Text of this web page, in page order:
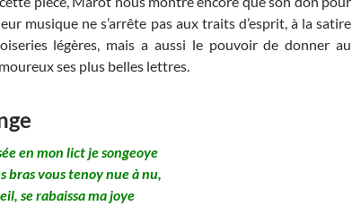
musique ne s’arrête pas aux traits d’esprit, à la satire
légères, mais a aussi le pouvoir de donner au
ses plus belles lettres.
en mon lict je songeoye
bras vous tenoy nue à nu,
se rabaissa ma joye